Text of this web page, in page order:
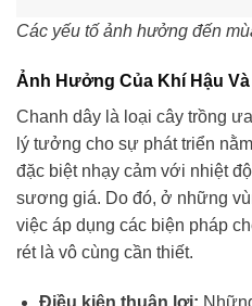
Các yếu tố ảnh hưởng đến
Ảnh Hưởng Của Khí Hậu
Chanh dây là loại cây trồng
lý tưởng cho sự phát triển
đặc biệt nhạy cảm với nhiệt
sương giá. Do đó, ở những
việc áp dụng các biện pháp
rét là vô cùng cần thiết.
Điều kiện thuận lợi: